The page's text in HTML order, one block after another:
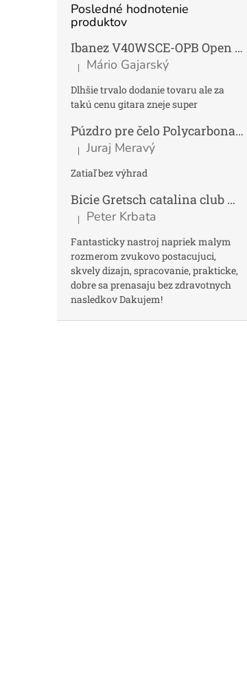
Posledné hodnotenie
produktov
Ibanez V40WSCE-OPB Open Pore Brown Elektroakustická gitara Dreadnought
Hodnotenie produktu je 4 z 5 hviezdičiek.
| Mário Gajarský
Dlhšie trvalo dodanie tovaru ale za
takú cenu gitara zneje super
Púzdro pre čelo Polycarbonat FUN
Hodnotenie produktu je 5 z 5 hviezdičiek.
| Juraj Meravý
Zatiaľ bez výhrad
Bicie Gretsch catalina club micro kit saf
Hodnotenie produktu je 5 z 5 hviezdičiek.
| Peter Krbata
Fantasticky nastroj napriek malym
rozmerom zvukovo postacujuci,
skvely dizajn, spracovanie, prakticke,
dobre sa prenasaju bez zdravotnych
nasledkov Dakujem!